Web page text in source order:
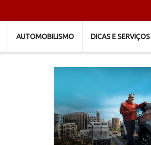
AUTOMOBILISMO DICAS E SERVIÇOS